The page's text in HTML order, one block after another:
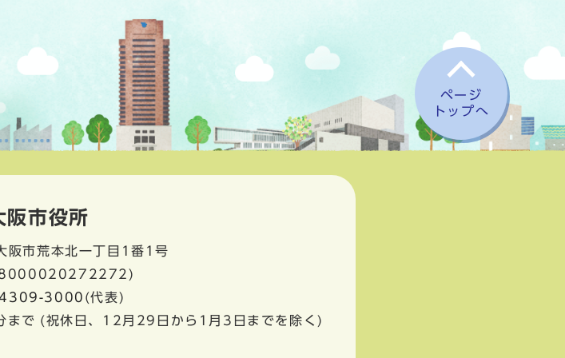
ページ
トップへ
阪市役所
阪市荒本北一丁目1番1号
8000020272272)
3000 (代表)
まで (祝休日、12月29日から1月3日までを除く)